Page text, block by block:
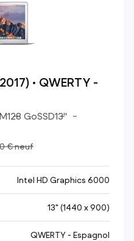
• QWERTY -
128 GoSSD13"
€neuf
Intel HD Graphics 6000
13" (1440 x 900)
QWERTY - Espagnol